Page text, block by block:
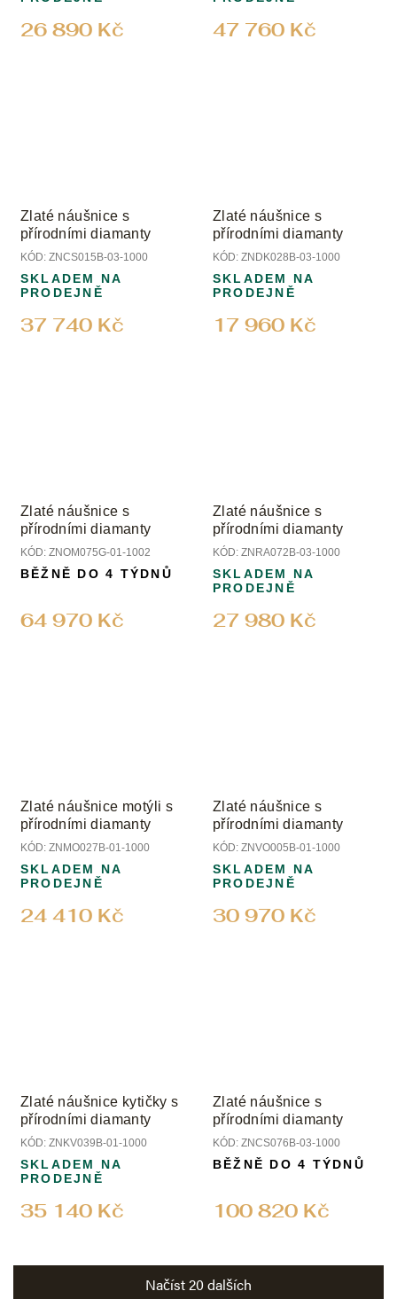
26 890 Kč 47 760 Kč
Zlaté náušnice s
přírodními diamanty
KÓD: ZNCS015B-03-1000
37 740 Kč
SKLADEM NA
PRODEJNĚ
Zlaté náušnice s
přírodními diamanty
KÓD: ZNDK028B-03-1000
17 960 Kč
SKLADEM NA
PRODEJNĚ
Zlaté náušnice s
přírodními diamanty
KÓD: ZNOM075G-01-1002
64 970 Kč
BĚŽNĚ DO 4 TÝDNŮ
Zlaté náušnice s
přírodními diamanty
KÓD: ZNRA072B-03-1000
27 980 Kč
SKLADEM NA
PRODEJNĚ
Zlaté náušnice motýli s
přírodními diamanty
KÓD: ZNMO027B-01-1000
24 410 Kč
SKLADEM NA
PRODEJNĚ
Zlaté náušnice s
přírodními diamanty
KÓD: ZNVO005B-01-1000
30 970 Kč
SKLADEM NA
PRODEJNĚ
Zlaté náušnice kytičky s
přírodními diamanty
KÓD: ZNKV039B-01-1000
35 140 Kč
SKLADEM NA
PRODEJNĚ
Zlaté náušnice s
přírodními diamanty
KÓD: ZNCS076B-03-1000
100 820 Kč
BĚŽNĚ DO 4 TÝDNŮ
Načíst 20 dalších